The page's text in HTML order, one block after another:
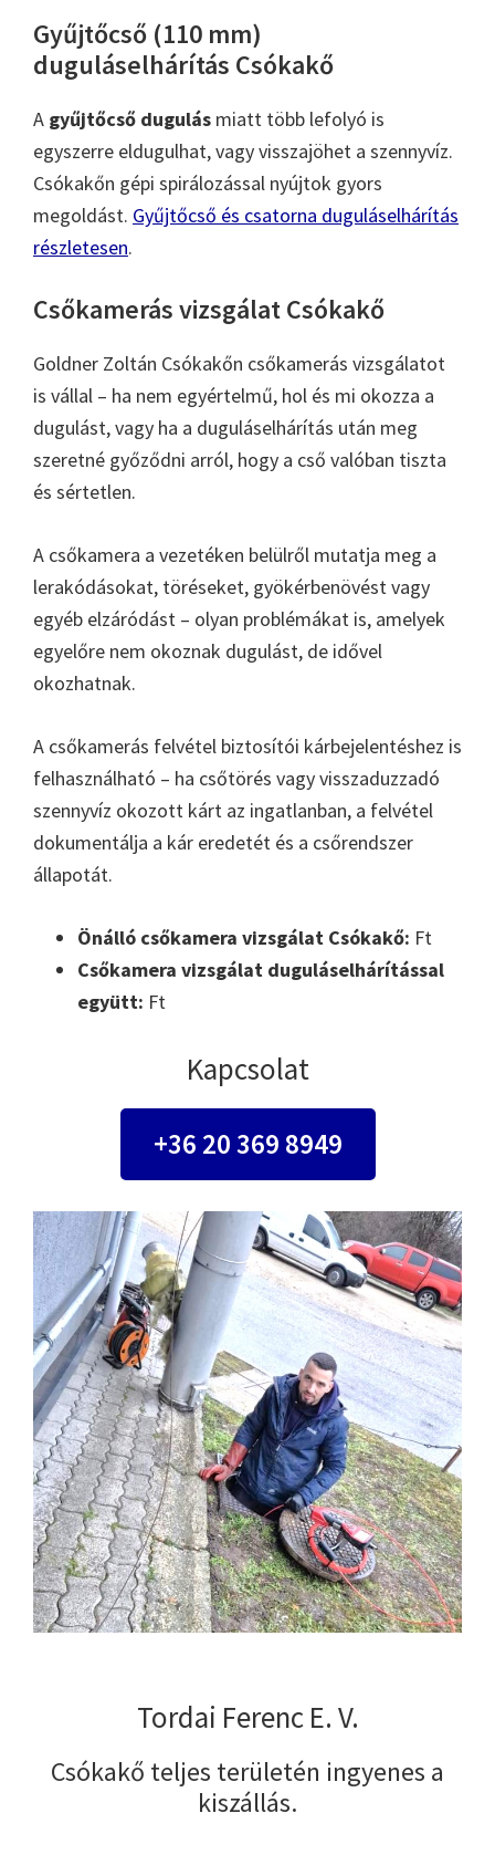
Gyűjtőcső (110 mm)
duguláselhárítás Csókakő
A gyűjtőcső dugulás miatt több lefolyó is
egyszerre eldugulhat, vagy visszajöhet a szennyvíz.
Csókakőn gépi spirálozással nyújtok gyors
megoldást. Gyűjtőcső és csatorna duguláselhárítás
részletesen.
Csőkamerás vizsgálat Csókakő
Goldner Zoltán Csókakőn csőkamerás vizsgálatot
is vállal – ha nem egyértelmű, hol és mi okozza a
dugulást, vagy ha a duguláselhárítás után meg
szeretné győződni arról, hogy a cső valóban tiszta
és sértetlen.
A csőkamera a vezetéken belülről mutatja meg a
lerakódásokat, töréseket, gyökérbenövést vagy
egyéb elzáródást – olyan problémákat is, amelyek
egyelőre nem okoznak dugulást, de idővel
okozhatnak.
A csőkamerás felvétel biztosítói kárbejelentéshez is
felhasználható – ha csőtörés vagy visszaduzzadó
szennyvíz okozott kárt az ingatlanban, a felvétel
dokumentálja a kár eredetét és a csőrendszer
állapotát.
Önálló csőkamera vizsgálat Csókakő: Ft
Csőkamera vizsgálat duguláselhárítással
együtt: Ft
Kapcsolat
+36 20 369 8949
Tordai Ferenc E. V.
Csókakő teljes területén ingyenes a
kiszállás.